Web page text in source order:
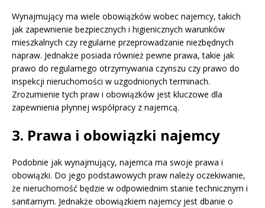
Wynajmujący ma wiele obowiązków wobec najemcy, takich
jak zapewnienie bezpiecznych i higienicznych warunków
mieszkalnych czy regularne przeprowadzanie niezbędnych
napraw. Jednakże posiada również pewne prawa, takie jak
prawo do regularnego otrzymywania czynszu czy prawo do
inspekcji nieruchomości w uzgodnionych terminach.
Zrozumienie tych praw i obowiązków jest kluczowe dla
zapewnienia płynnej współpracy z najemcą.
3. Prawa i obowiązki najemcy
Podobnie jak wynajmujący, najemca ma swoje prawa i
obowiązki. Do jego podstawowych praw należy oczekiwanie,
że nieruchomość będzie w odpowiednim stanie technicznym i
sanitarnym. Jednakże obowiązkiem najemcy jest dbanie o